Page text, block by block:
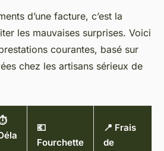
d’une facture, c’est la
les mauvaises surprises. Voici
courantes, basé sur
chez les artisans sérieux de
💶
Fourchette
📍 Frais
de